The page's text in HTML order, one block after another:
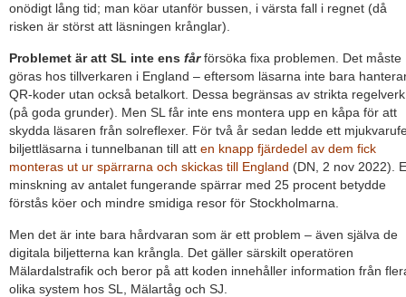
onödigt lång tid; man köar utanför bussen, i värsta fall i regnet (då
risken är störst att läsningen krånglar).
Problemet är att SL inte ens fårförsöka fixa problemen. Det måste
göras hos tillverkaren i England – eftersom läsarna inte bara
QR-koder utan också betalkort. Dessa begränsas av strikta regelverk
(på goda grunder). Men SL får inte ens montera upp en kåpa för att
skydda läsaren från solreflexer. För två år sedan ledde ett
biljettläsarna i tunnelbanan till att en knapp fjärdedel av dem fick
monteras ut ur spärrarna och skickas till England (DN, 2 nov 2022).
minskning av antalet fungerande spärrar med 25 procent betydde
förstås köer och mindre smidiga resor för Stockholmarna.
Men det är inte bara hårdvaran som är ett problem – även själva de
digitala biljetterna kan krångla. Det gäller särskilt operatören
Mälardalstrafik och beror på att koden innehåller information från
olika system hos SL, Mälartåg och SJ.